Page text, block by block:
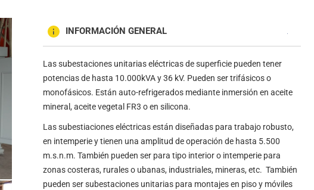
INFORMACIÓN GENERAL
Las subestaciones unitarias eléctricas de superficie pueden tener
potencias de hasta 10.000kVA y 36 kV. Pueden ser trifásicos o
monofásicos. Están auto-refrigerados mediante inmersión en aceite
mineral, aceite vegetal FR3 o en silicona.
Las subestiaciones eléctricas están diseñadas para trabajo robusto,
en intemperie y tienen una amplitud de operación de hasta 5.500
m.s.n.m. También pueden ser para tipo interior o intemperie para
zonas costeras, rurales o ubanas, industriales, mineras, etc. También
pueden ser subestaciones unitarias para montajes en piso y móviles